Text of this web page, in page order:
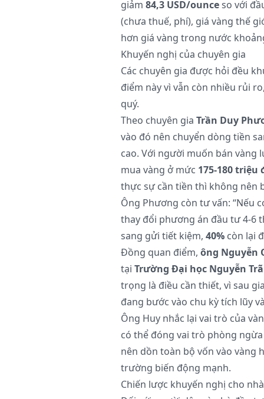
giảm 84,3 USD/ounceso với
(chưa thuế, phí), giá vàng thế
hơn giá vàng trong nước
Khuyến nghị của chuyên gia
Các chuyên gia được hỏi đều
điểm này vì vẫn còn nhiều rủi
quý.
Theo chuyên gia Trần Duy
vào đó nên chuyển dòng tiền
cao. Với người muốn bán vàng
mua vàng ở mức 175-180
thực sự cần tiền thì không nên
Ông Phương còn tư vấn: “Nếu
thay đổi phương án đầu tư 4-6
sang gửi tiết kiệm, 40%còn lại
Đồng quan điểm, ông Nguyễn
tại Trường Đại học Nguyễn
trọng là điều cần thiết, vì sau
đang bước vào chu kỳ tích lũy
Ông Huy nhắc lại vai trò của
có thể đóng vai trò phòng
nên dồn toàn bộ vốn vào vàng
trường biến động mạnh.
Chiến lược khuyến nghị cho